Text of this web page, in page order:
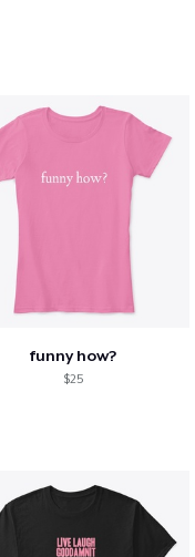
funny how?
$25